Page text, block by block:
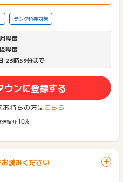
ランク特典対象
程度
程度
23時59分まで
ウンに登録する
お持ちの方はこちら
達紹介 10%
読みください